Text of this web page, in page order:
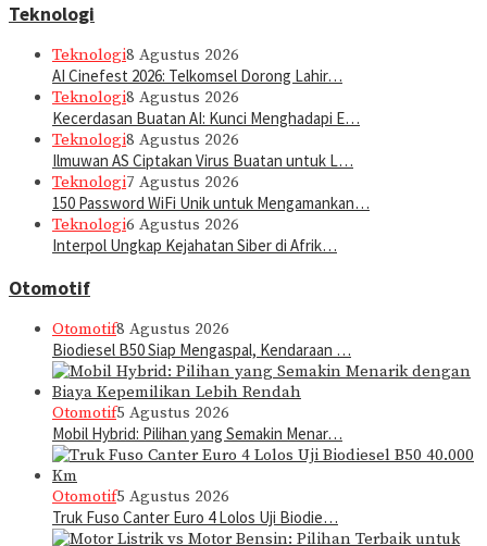
Teknologi
Teknologi8 Agustus 2026
AI Cinefest 2026: Telkomsel Dorong Lahir…
Teknologi8 Agustus 2026
Kecerdasan Buatan AI: Kunci Menghadapi E…
Teknologi8 Agustus 2026
Ilmuwan AS Ciptakan Virus Buatan untuk L…
Teknologi7 Agustus 2026
150 Password WiFi Unik untuk Mengamankan…
Teknologi6 Agustus 2026
Interpol Ungkap Kejahatan Siber di Afrik…
Otomotif
Otomotif8 Agustus 2026
Biodiesel B50 Siap Mengaspal, Kendaraan …
Otomotif5 Agustus 2026
Mobil Hybrid: Pilihan yang Semakin Menar…
Otomotif5 Agustus 2026
Truk Fuso Canter Euro 4 Lolos Uji Biodie…